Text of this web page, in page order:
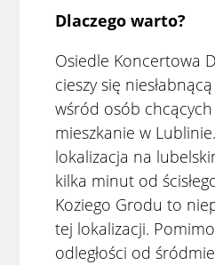
Dlaczego warto?
Osiedle Koncertowa
cieszy się
wśród osób
mieszkanie w
lokalizacja na
kilka minut od
Koziego Grodu to
tej lokalizacji.
odległości od